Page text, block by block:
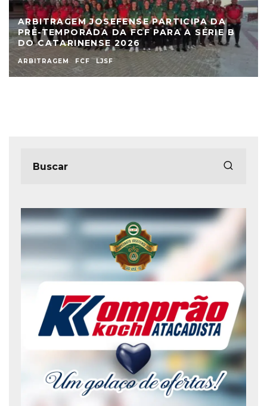
ARBITRAGEM JOSEFENSE PARTICIPA DA
PRÉ-TEMPORADA DA FCF PARA A SÉRIE B
DO CATARINENSE 2026
ARBITRAGEM FCF LJSF